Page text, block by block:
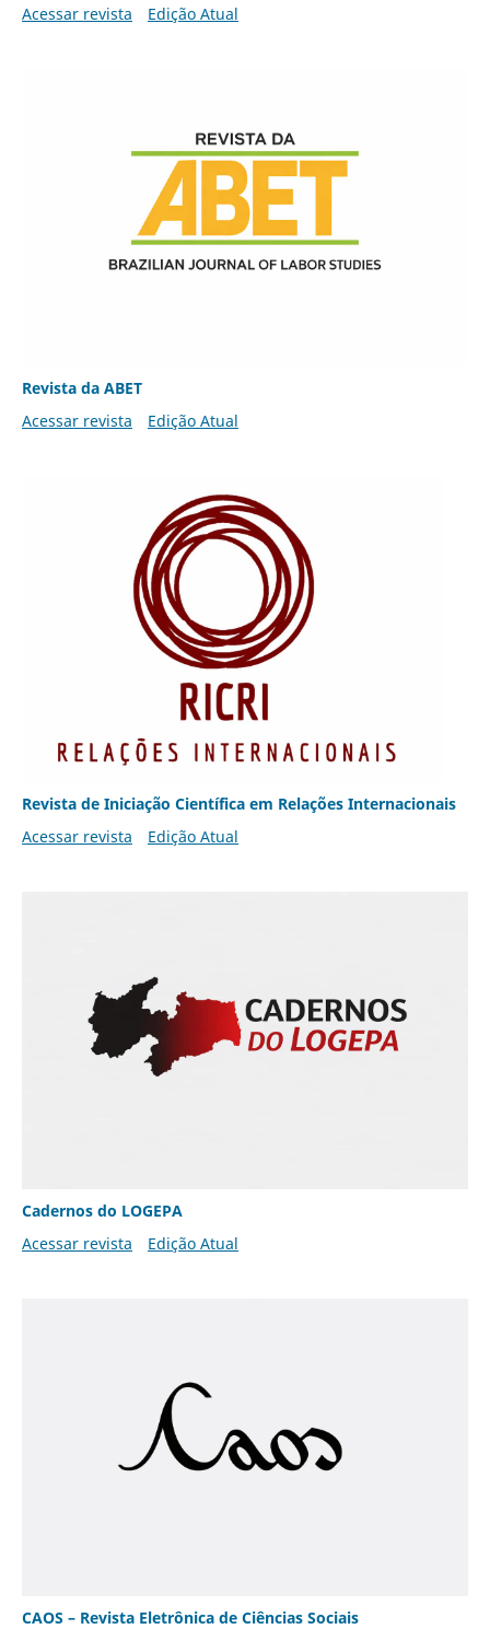
Acessar revista Edição Atual
Revista da ABET
Acessar revista
Edição Atual
Revista de Iniciação Científica em Relações Internacionais
Acessar revista
Edição Atual
Cadernos do LOGEPA
Acessar revista
Edição Atual
CAOS – Revista Eletrônica de Ciências Sociais